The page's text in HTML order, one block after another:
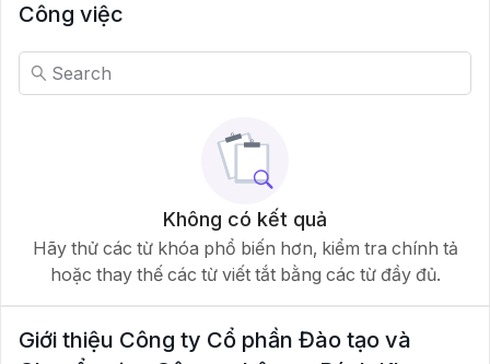
Công việc
Không có kết quả
Hãy thử các từ khóa phổ biến hơn, kiểm tra chính tả
hoặc thay thế các từ viết tắt bằng các từ đầy đủ.
Giới thiệu Công ty Cổ phần Đào tạo và